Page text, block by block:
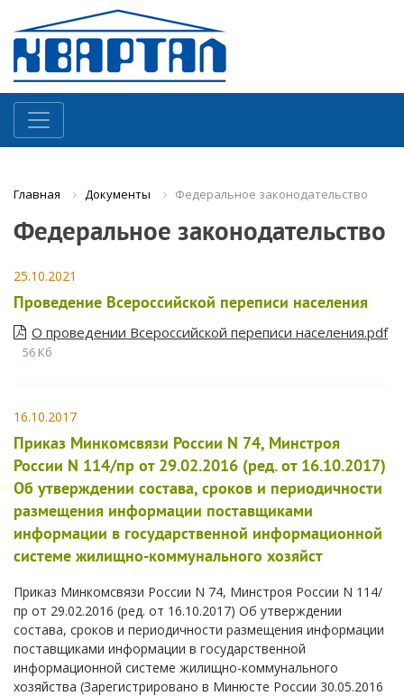
Главная Документы Федеральное законодательство
Федеральное законодательство
25.10.2021
Проведение Всероссийской переписи населения
О проведении Всероссийской переписи населения.pdf
56 Кб
16.10.2017
Приказ Минкомсвязи России N 74, Минстроя
России N 114/пр от 29.02.2016 (ред. от 16.10.2017)
Об утверждении состава, сроков и периодичности
размещения информации поставщиками
информации в государственной информационной
системе жилищно-коммунального хозяйст
Приказ Минкомсвязи России N 74, Минстроя России N 114/
пр от 29.02.2016 (ред. от 16.10.2017) Об утверждении
состава, сроков и периодичности размещения информации
поставщиками информации в государственной
информационной системе жилищно-коммунального
хозяйства (Зарегистрировано в Минюсте России 30.05.2016